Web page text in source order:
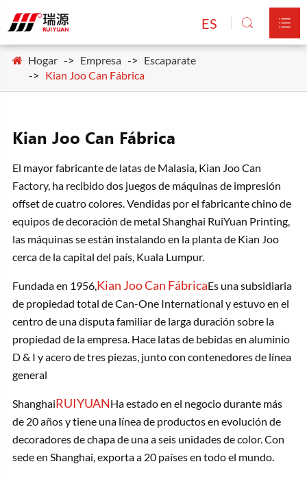
ES  
Hogar Empresa
Escaparate
Kian Joo Can Fábrica
Kian Joo Can Fábrica
El mayor fabricante de latas de Malasia, Kian Joo Can
Factory, ha recibido dos juegos de máquinas de impresión
offset de cuatro colores. Vendidas por el fabricante chino de
equipos de decoración de metal Shanghai RuiYuan Printing,
las máquinas se están instalando en la planta de Kian Joo
cerca de la capital del país, Kuala Lumpur.
Fundada en 1956,Kian Joo Can FábricaEs una subsidiaria
de propiedad total de Can-One International y estuvo en el
centro de una disputa familiar de larga duración sobre la
propiedad de la empresa. Hace latas de bebidas en aluminio
D & I y acero de tres piezas, junto con contenedores de línea
general
ShanghaiRUIYUANHa estado en el negocio durante más
de 20 años y tiene una línea de productos en evolución de
decoradores de chapa de una a seis unidades de color. Con
sede en Shanghai, exporta a 20 países en todo el mundo.